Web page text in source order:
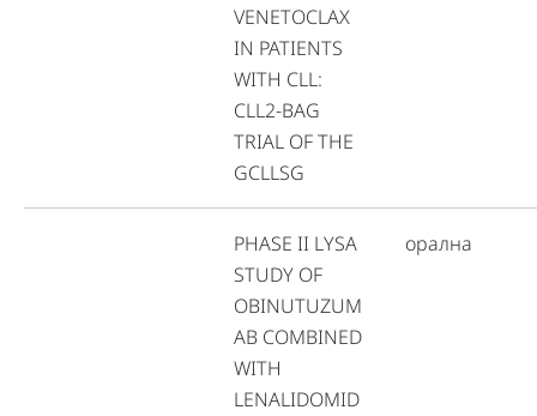
VENETOCLAX
IN PATIENTS
WITH CLL:
CLL2-BAG
TRIAL OF THE
GCLLSG
PHASE II LYSA
STUDY OF
OBINUTUZUM
AB COMBINED
WITH
LENALIDOMID
орална